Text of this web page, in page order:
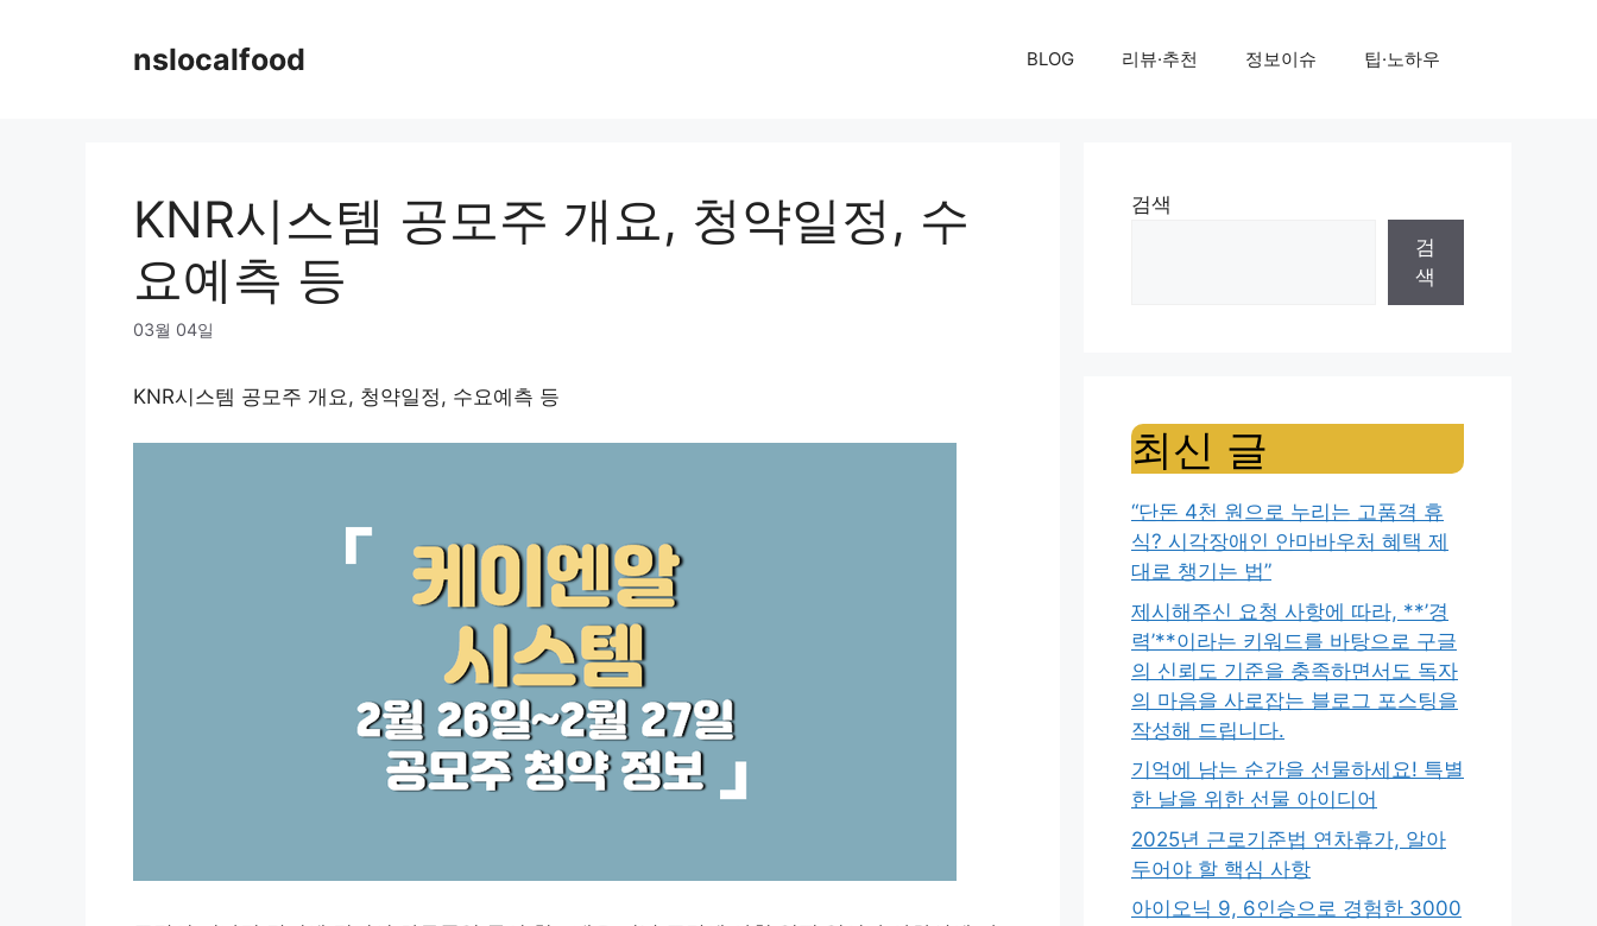
nslocalfood BLOG 리뷰·추천 정보이슈 팁·노하우
KNR시스템 공모주 개요, 청약일정, 수
요예측 등
03월 04일
KNR시스템 공모주 개요, 청약일정, 수요예측 등
검색
검
색
최신 글
“단돈 4천 원으로 누리는 고품격 휴
식? 시각장애인 안마바우처 혜택 제
대로 챙기는 법”
제시해주신 요청 사항에 따라, **’경
력’**이라는 키워드를 바탕으로 구글
의 신뢰도 기준을 충족하면서도 독자
의 마음을 사로잡는 블로그 포스팅을
작성해 드립니다.
기억에 남는 순간을 선물하세요! 특별
한 날을 위한 선물 아이디어
2025년 근로기준법 연차휴가, 알아
두어야 할 핵심 사항
아이오닉 9, 6인승으로 경험한 3000